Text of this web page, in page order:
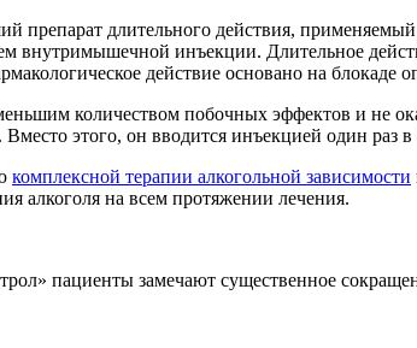
препарат длительного действия,
внутримышечной инъекции. Длительное
действие основано на блокаде
количеством побочных эффектов и не
этого, он вводится инъекцией один раз
комплексной терапии алкогольной зависимости
алкоголя на всем протяжении лечения.
пациенты замечают существенное